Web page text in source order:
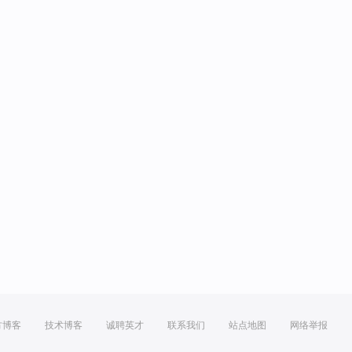
博客 技术博客 诚聘英才 联系我们 站点地图 网络举报